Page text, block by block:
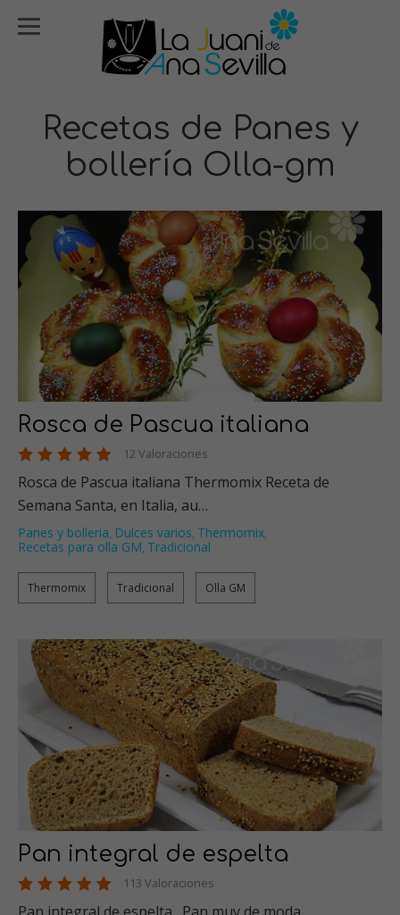
Recetas de Panes y
bollería Olla-gm
Rosca de Pascua italiana
12 Valoraciones
Rosca de Pascua italiana Thermomix Receta de
Semana Santa, en Italia, au…
Panes y bolleria, Dulces varios, Thermomix,
Recetas para olla GM, Tradicional
Thermomix Tradicional Olla GM
Pan integral de espelta
113 Valoraciones